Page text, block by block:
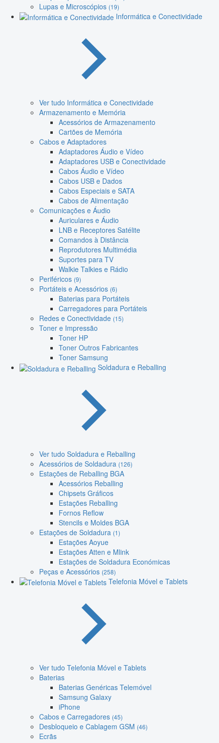
Lupas e Microscópios (19)
Informática e Conectividade
Ver tudo Informática e Conectividade
Armazenamento e Memória
Acessórios de Armazenamento
Cartões de Memória
Cabos e Adaptadores
Adaptadores Áudio e Vídeo
Adaptadores USB e Conectividade
Cabos Áudio e Vídeo
Cabos USB e Dados
Cabos Especiais e SATA
Cabos de Alimentação
Comunicações e Áudio
Auriculares e Áudio
LNB e Receptores Satélite
Comandos à Distância
Reprodutores Multimédia
Suportes para TV
Walkie Talkies e Rádio
Periféricos (9)
Portáteis e Acessórios (6)
Baterias para Portáteis
Carregadores para Portáteis
Redes e Conectividade (15)
Toner e Impressão
Toner HP
Toner Outros Fabricantes
Toner Samsung
Soldadura e Reballing
Ver tudo Soldadura e Reballing
Acessórios de Soldadura (126)
Estações de Reballing BGA
Acessórios Reballing
Chipsets Gráficos
Estações Reballing
Fornos Reflow
Stencils e Moldes BGA
Estações de Soldadura (1)
Estações Aoyue
Estações Atten e Mlink
Estações de Soldadura Económicas
Peças e Acessórios (258)
Telefonia Móvel e Tablets
Ver tudo Telefonia Móvel e Tablets
Baterias
Baterias Genéricas Telemóvel
Samsung Galaxy
iPhone
Cabos e Carregadores (45)
Desbloqueio e Cablagem GSM (46)
Ecrãs